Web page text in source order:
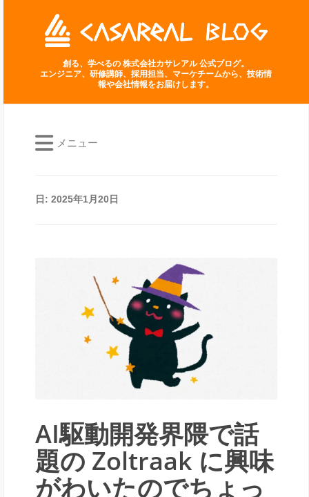
創る、学べるの 株式会社カサレアル 公式ブログ。
エンジニア、研修講師、採用担当、マーケチームから、技術情
報や会社情報をお届けします。
メニュー
日: 2025年1月20日
AI駆動開発界隈で話
題の Zoltraak に興味
がわいたのでちょっ